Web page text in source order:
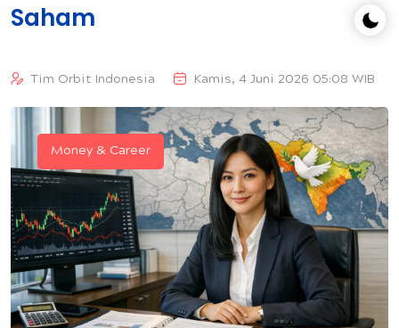
Saham
Tim Orbit Indonesia Kamis, 4 Juni 2026 05:08 WIB
Money & Career